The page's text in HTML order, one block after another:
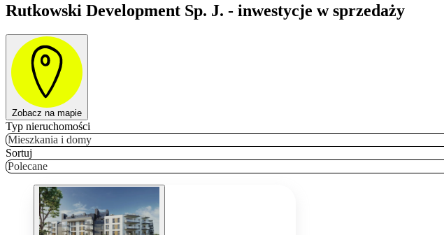
Rutkowski Development Sp. J. - inwestycje w sprzedaży
Zobacz na mapie
Typ nieruchomości
Mieszkania i domy
Sortuj
Polecane